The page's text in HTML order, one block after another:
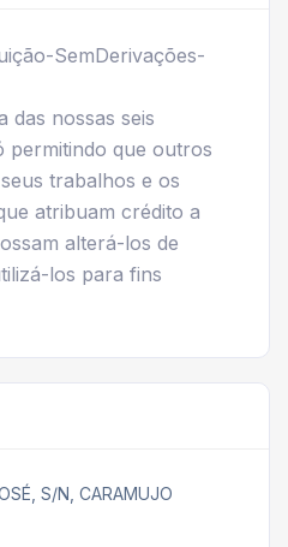
SemDerivações-
das nossas seis
permitindo que outros
trabalhos e os
atribuam crédito a
alterá-los de
los para fins
S/N, CARAMUJO